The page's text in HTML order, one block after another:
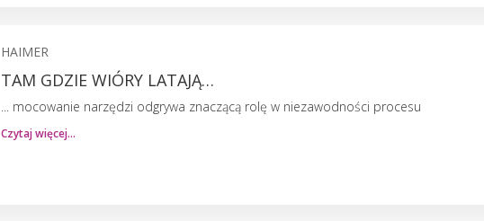
HAIMER
TAM GDZIE WIÓRY LATAJĄ…
... mocowanie narzędzi odgrywa znaczącą rolę w niezawodności procesu
Czytaj więcej…